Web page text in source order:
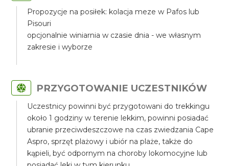
Propozycje na posiłek: kolacja meze w Pafos lub
Pisouri
opcjonalnie winiarnia w czasie dnia - we własnym
zakresie i wyborze
PRZYGOTOWANIE UCZESTNIKÓW
Uczestnicy powinni być przygotowani do trekkingu
około 1 godziny w terenie lekkim, powinni posiadać
ubranie przeciwdeszczowe na czas zwiedzania Cape
Aspro, sprzęt plażowy i ubiór na plaże, także do
kąpieli, być odpornym na choroby lokomocyjne lub